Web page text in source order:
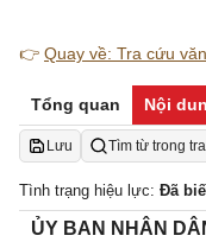
👉 Quay về: Tra cứu
Tổng quan Nội
Lưu Tìm từ trong
Tình trạng hiệu lực: Đã
ỦY BAN NHÂN